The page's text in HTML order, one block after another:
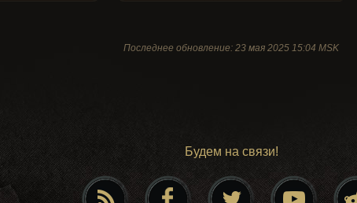
Последнее обновление: 23 мая 2025 15:04 MSK
Будем на связи!